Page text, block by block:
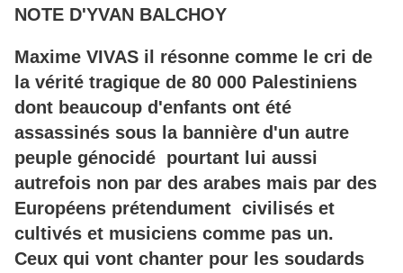
NOTE D'YVAN BALCHOY
Maxime VIVAS il résonne comme le cri de
la vérité tragique de 80 000 Palestiniens
dont beaucoup d'enfants ont été
assassinés sous la bannière d'un autre
peuple génocidé pourtant lui aussi
autrefois non par des arabes mais par des
Européens prétendument civilisés et
cultivés et musiciens comme pas un.
Ceux qui vont chanter pour les soudards